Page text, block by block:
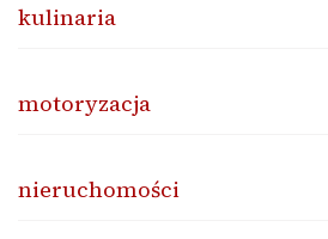
kulinaria
motoryzacja
nieruchomości